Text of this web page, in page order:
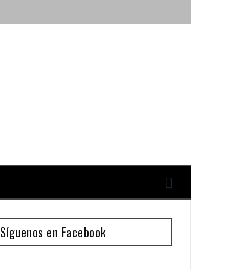
Síguenos en Facebook